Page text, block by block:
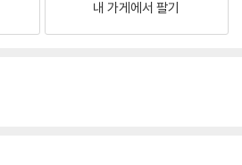
내 가게에서 팔기